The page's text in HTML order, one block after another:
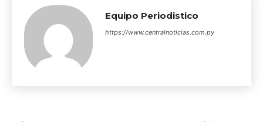
Equipo Periodistico
https://www.centralnoticias.com.py